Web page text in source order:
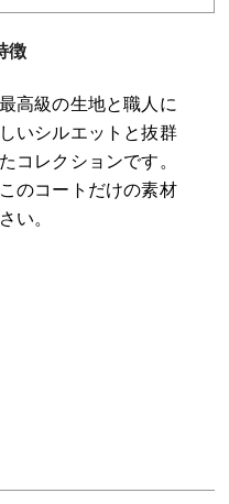
徴
高級の生地と職人に
いシルエットと抜群
コレクションです。
のコートだけの素材
い。